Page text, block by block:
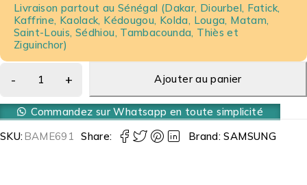
Livraison partout au Sénégal (Dakar, Diourbel, Fatick,
Kaffrine, Kaolack, Kédougou, Kolda, Louga, Matam,
Saint-Louis, Sédhiou, Tambacounda, Thiès et
Ziguinchor)
Ajouter au panier
Commandez sur Whatsapp en toute simplicité
SKU:BAME691 Share: Brand:SAMSUNG